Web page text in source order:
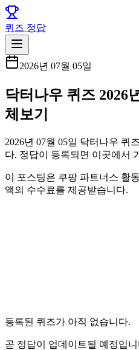
퀴즈 정답
2026년 07월 05일
닥터나우 퀴즈 2026
체보기
2026년 07월 05일 닥터나우 퀴
다. 정답이 등록되면 이곳에서
이 포스팅은 쿠팡 파트너스 활
액의 수수료를 제공받습니다.
등록된 퀴즈가 아직 없습니다.
곧 정답이 업데이트될 예정입니